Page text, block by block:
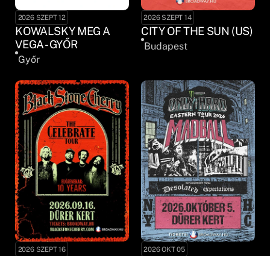
2026 SZEPT 12
KOWALSKY MEG A
VEGA - GYŐR
Győr
2026 SZEPT 14
CITY OF THE SUN (US)
Budapest
2026 SZEPT 16 2026 OKT 05